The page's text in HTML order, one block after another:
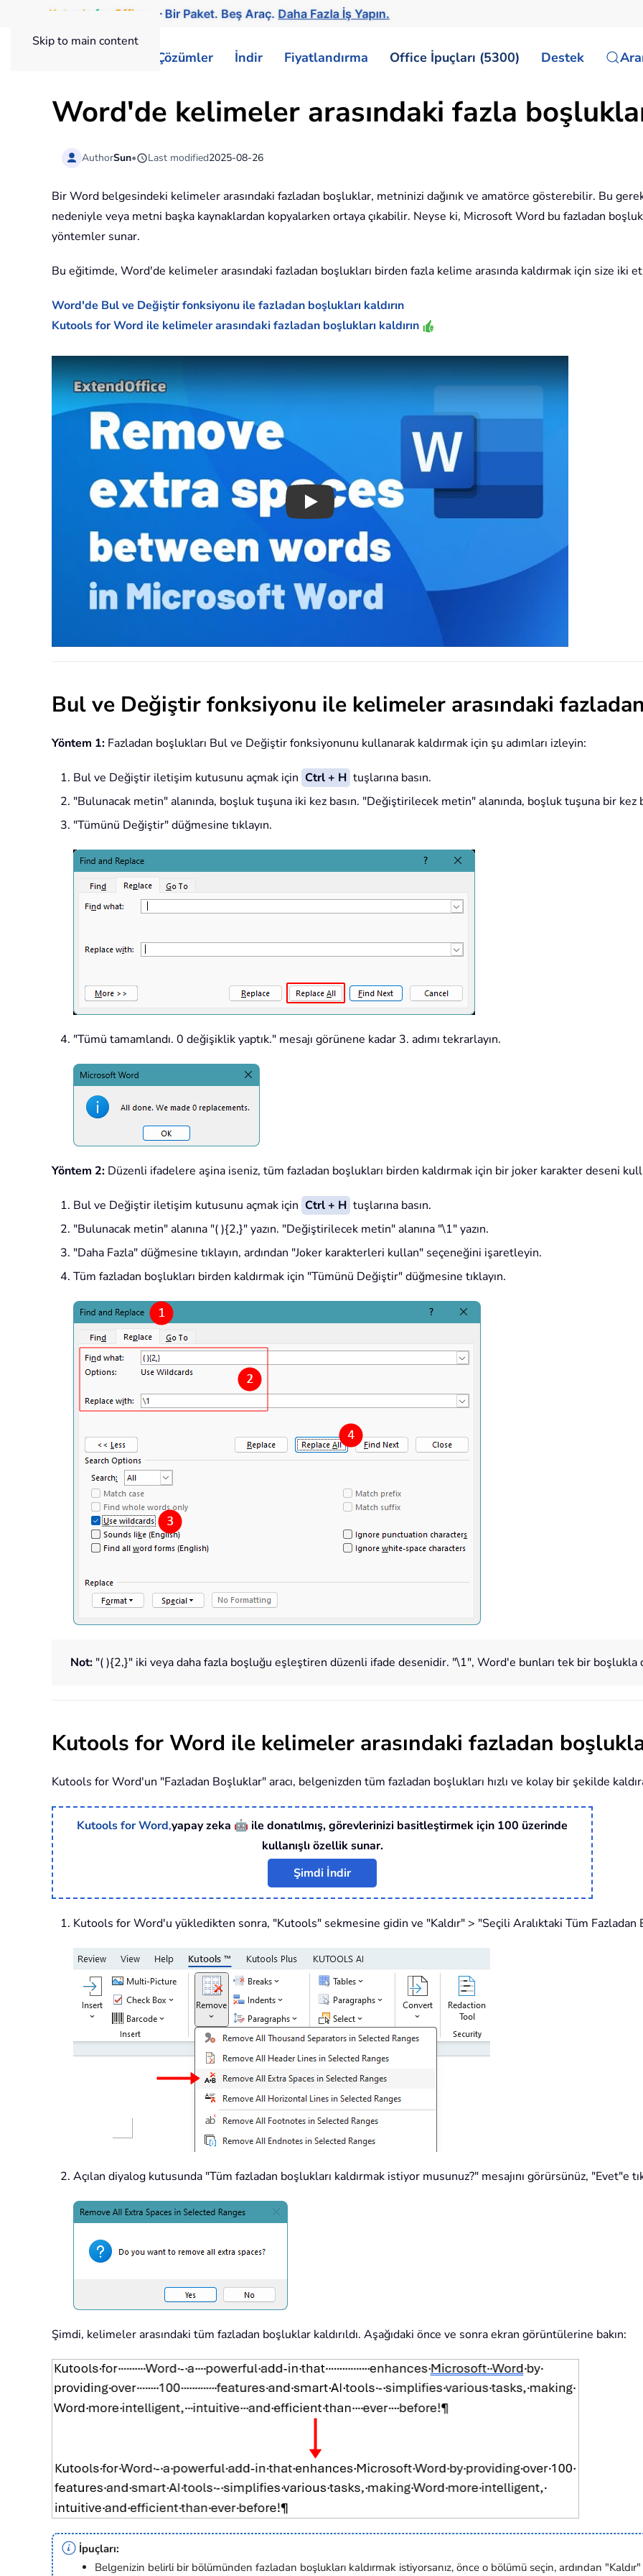
Skip to main content
Kutools for Office — Bir Paket. Beş Araç.Daha Fazla İş Yapın.
Çözümler İndir Fiyatlandırma Office İpuçları (5300) Destek
Word'de kelimeler arasındaki fazla
AuthorSun• Last modified2025-08-26
Bir Word belgesindeki kelimeler arasındaki fazladan boşluklar, metninizi dağınık ve amatörce gösterebilir. Bu
nedeniyle veya metni başka kaynaklardan kopyalarken ortaya çıkabilir. Neyse ki, Microsoft Word bu fazladan
yöntemler sunar.
Bu eğitimde, Word'de kelimeler arasındaki fazladan boşlukları birden fazla kelime arasında kaldırmak için size iki
Word'de Bul ve Değiştir fonksiyonu ile fazladan boşlukları kaldırın
Kutools for Word ile kelimeler arasındaki fazladan boşlukları kaldırın
Play
Bul ve Değiştir fonksiyonu ile kelimeler arasındaki
Yöntem 1: Fazladan boşlukları Bul ve Değiştir fonksiyonunu kullanarak kaldırmak için şu adımları izleyin:
Bul ve Değiştir iletişim kutusunu açmak için Ctrl + H tuşlarına basın.
"Bulunacak metin" alanında, boşluk tuşuna iki kez basın. "Değiştirilecek metin" alanında, boşluk tuşuna bir kez
"Tümünü Değiştir" düğmesine tıklayın.
"Tümü tamamlandı. 0 değişiklik yaptık." mesajı görünene kadar 3. adımı tekrarlayın.
Yöntem 2: Düzenli ifadelere aşina iseniz, tüm fazladan boşlukları birden kaldırmak için bir joker karakter deseni
Bul ve Değiştir iletişim kutusunu açmak için Ctrl + H tuşlarına basın.
"Bulunacak metin" alanına "( ){2,}" yazın. "Değiştirilecek metin" alanına "\1" yazın.
"Daha Fazla" düğmesine tıklayın, ardından "Joker karakterleri kullan" seçeneğini işaretleyin.
Tüm fazladan boşlukları birden kaldırmak için "Tümünü Değiştir" düğmesine tıklayın.
Not: "( ){2,}" iki veya daha fazla boşluğu eşleştiren düzenli ifade desenidir. "\1", Word'e bunları tek bir
Kutools for Word ile kelimeler arasındaki fazladan
Kutools for Word'un "Fazladan Boşluklar" aracı, belgenizden tüm fazladan boşlukları hızlı ve kolay bir şekilde
Kutools for Word,yapay zeka 🤖 ile donatılmış, görevlerinizi basitleştirmek için 100 üzerinde
kullanışlı özellik sunar.
Şimdi İndir
Kutools for Word'u yükledikten sonra, "Kutools" sekmesine gidin ve "Kaldır" > "Seçili Aralıktaki Tüm Fazladan
Açılan diyalog kutusunda "Tüm fazladan boşlukları kaldırmak istiyor musunuz?" mesajını görürsünüz, "Evet"e
Şimdi, kelimeler arasındaki tüm fazladan boşluklar kaldırıldı. Aşağıdaki önce ve sonra ekran görüntülerine bakın:
İpuçları:
Belgenizin belirli bir bölümünden fazladan boşlukları kaldırmak istiyorsanız, önce o bölümü seçin, ardından